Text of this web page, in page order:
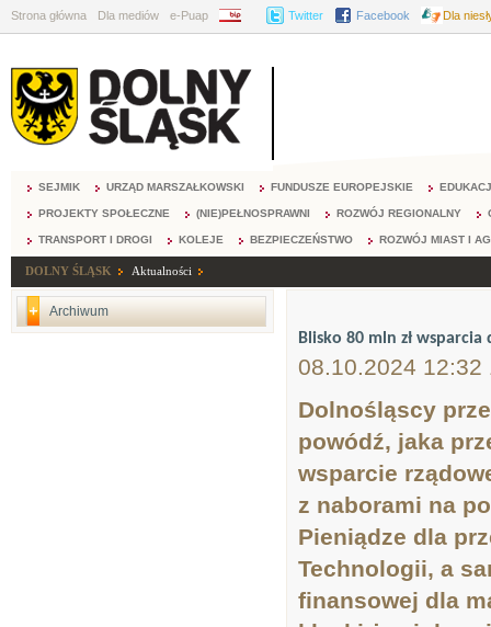
Strona główna Dla mediów e-Puap BIP Twitter Facebook Dla
SEJMIK URZĄD MARSZAŁKOWSKI FUNDUSZE EUROPEJSKIE
PROJEKTY SPOŁECZNE (NIE)PEŁNOSPRAWNI ROZWÓJ REGIONALNY
TRANSPORT I DROGI KOLEJE BEZPIECZEŃSTWO ROZWÓJ MIAST I
DOLNY ŚLĄSK Aktualności
Archiwum
Blisko 80 mln zł
08.10.2024 12:32
Dolnośląscy
powódź, jaka
wsparcie
z naborami na
Pieniądze dla
Technologii, a
finansowej dla